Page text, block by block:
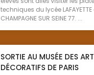
techniques du lycée
CHAMPAGNE SUR SEINE 77. ...
SORTIE AU MUSÉE DES
DÉCORATIFS DE PARIS